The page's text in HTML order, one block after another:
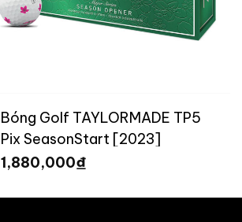
Bóng Golf TAYLORMADE TP5
Pix SeasonStart [2023]
1,880,000₫